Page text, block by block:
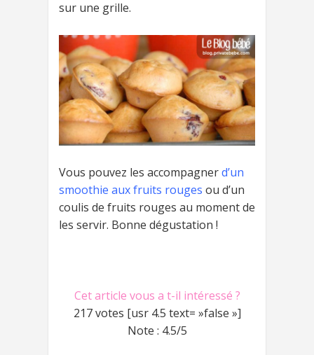
sur une grille.
Vous pouvez les accompagnerd’un
smoothie aux fruits rouges ou d’un
coulis de fruits rouges au moment de
les servir. Bonne dégustation !
Cet article vous a t-il intéressé ?
217 votes [usr 4.5 text= »false »]
Note : 4.5/5